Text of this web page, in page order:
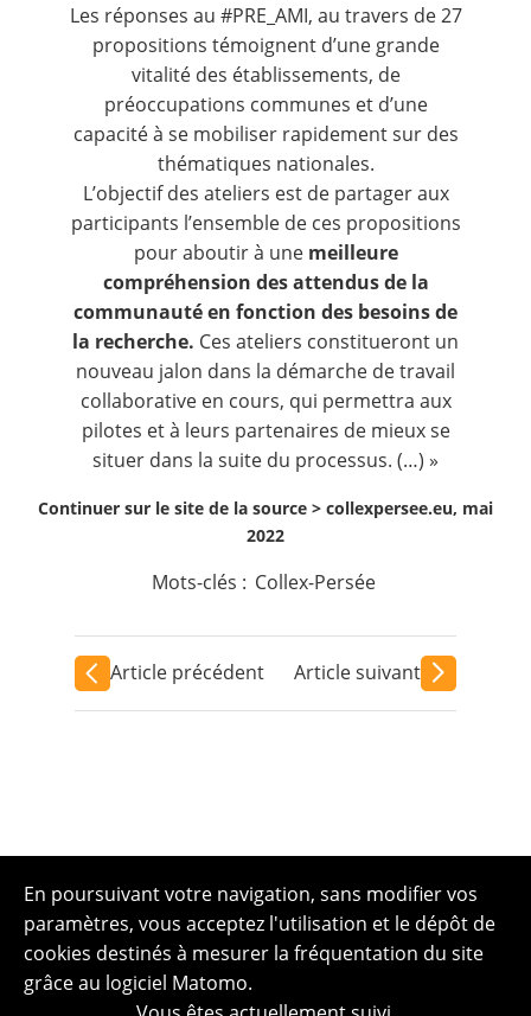
Les réponses au #PRE_AMI, au travers de 27
propositions témoignent d’une grande
vitalité des établissements, de
préoccupations communes et d’une
capacité à se mobiliser rapidement sur des
thématiques nationales.
L’objectif des ateliers est de partager aux
participants l’ensemble de ces propositions
pour aboutir à une meilleure
compréhension des attendus de la
communauté en fonction des besoins de
la recherche. Ces ateliers constitueront un
nouveau jalon dans la démarche de travail
collaborative en cours, qui permettra aux
pilotes et à leurs partenaires de mieux se
situer dans la suite du processus. (…) »
Continuer sur le site de la source > collexpersee.eu, mai
2022
Mots-clés : Collex-Persée
Article précédent Article suivant
En poursuivant votre navigation, sans modifier vos
paramètres, vous acceptez l'utilisation et le dépôt de
cookies destinés à mesurer la fréquentation du site
grâce au logiciel Matomo.